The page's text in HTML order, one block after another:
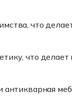
что
что